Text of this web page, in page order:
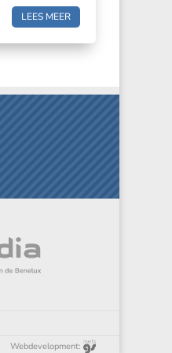
LEES MEER
Webdevelopment: